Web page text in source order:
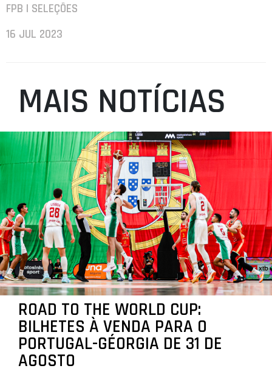
FPB | SELEÇÕES
16 JUL 2023
MAIS NOTÍCIAS
ROAD TO THE WORLD CUP:
BILHETES À VENDA PARA O
PORTUGAL-GÉORGIA DE 31 DE
AGOSTO